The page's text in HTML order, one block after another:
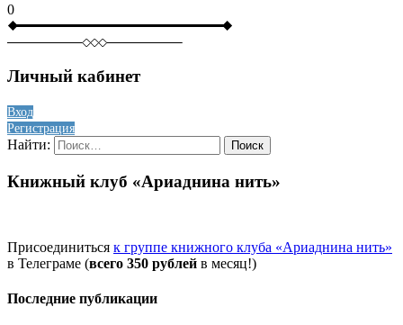
0
Личный кабинет
Вход
Регистрация
Найти:
Книжный клуб «Ариаднина нить»
Присоединиться к группе книжного клуба «Ариаднина нить»
в Телеграме (всего 350 рублей в месяц!)
Последние публикации